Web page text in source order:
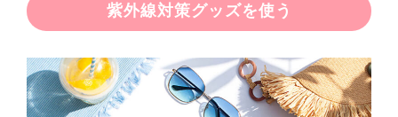
紫外線対策グッズを使う